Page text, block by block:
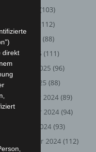
(103)
(112)
April 2025
(88)
März 2025 (111)
Februar 2025 (96)
Januar 2025 (88)
Dezember 2024 (89)
November 2024 (94)
Oktober 2024 (93)
September 2024 (112)
direkt